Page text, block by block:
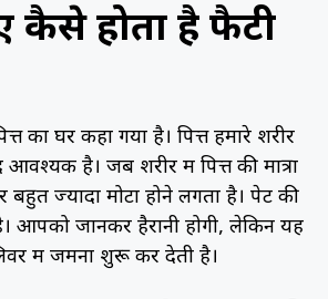
कैसे होता है फैटी
का घर कहा गया है। पित्त हमारे शरीर
है। जब शरीर में पित्त की मात्रा
बहुत ज्यादा मोटा होने लगता है। पेट की
आपको जानकर हैरानी होगी, लेकिन यह
में जमना शुरू कर देती है।